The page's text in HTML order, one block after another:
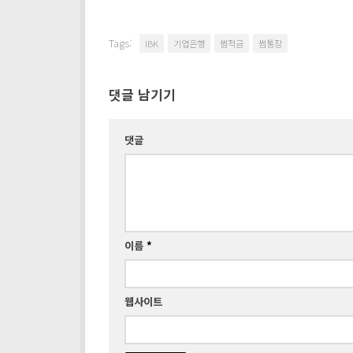
Tags: IBK 기업은행 썸적금 썸통장
댓글 남기기
댓글
이름 *
웹사이트